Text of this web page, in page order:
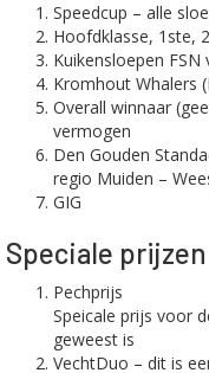
Speedcup – alle
Hoofdklasse, 1ste,
Kuikensloepen FSN
Kromhout Whalers
Overall winnaar
vermogen
Den Gouden
regio Muiden –
GIG
Speciale prijzen
Pechprijs
Speicale prijs voor
geweest is
VechtDuo – dit is